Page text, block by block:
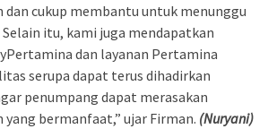
dan cukup membantu untuk menunggu
itu, kami juga mendapatkan
dan layanan Pertamina
serupa dapat terus dihadirkan
penumpang dapat merasakan
bermanfaat,” ujar Firman. (Nuryani)